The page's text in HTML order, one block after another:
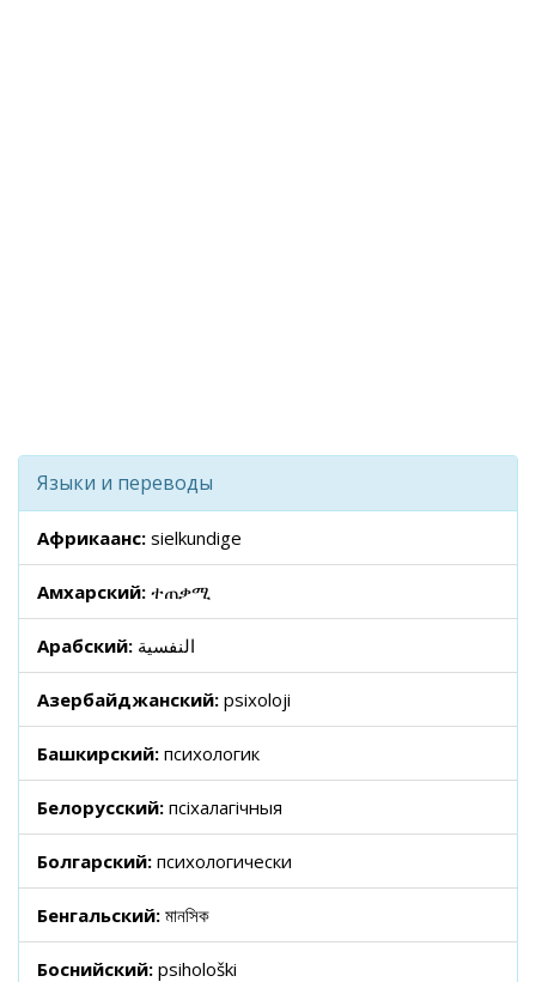
Языки и переводы
Африкаанс: sielkundige
Амхарский: ተጠቃሚ
Арабский: النفسية
Азербайджанский: psixoloji
Башкирский: психологик
Белорусский: псіхалагічныя
Болгарский: психологически
Бенгальский: মানসিক
Боснийский: psihološki